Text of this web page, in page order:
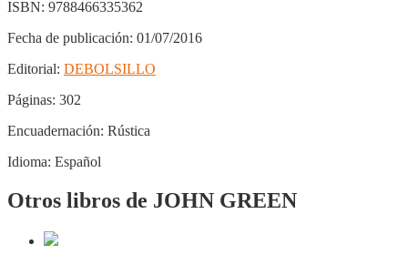
ISBN: 9788466335362
Fecha de publicación: 01/07/2016
Editorial: DEBOLSILLO
Páginas: 302
Encuadernación: Rústica
Idioma: Español
Otros libros de JOHN GREEN